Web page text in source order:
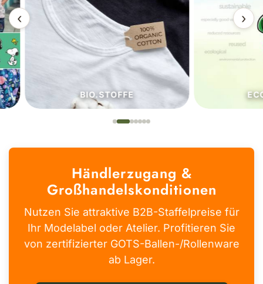
‹
BIO.STOFFE
›
Händlerzugang &
Großhandelskonditionen
Nutzen Sie attraktive B2B-Staffelpreise für
Ihr Modelabel oder Atelier. Profitieren Sie
von zertifizierter GOTS-Ballen-/Rollenware
ab Lager.